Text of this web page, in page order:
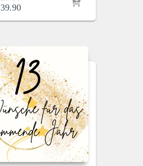
39.90